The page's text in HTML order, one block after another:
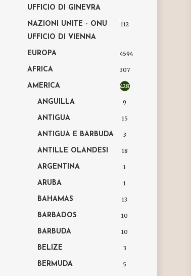
UFFICIO DI GINEVRA
NAZIONI UNITE - ONU
UFFICIO DI VIENNA
112
EUROPA 4594
AFRICA 307
AMERICA 428
ANGUILLA 9
ANTIGUA 15
ANTIGUA E BARBUDA 3
ANTILLE OLANDESI 18
ARGENTINA 1
ARUBA 1
BAHAMAS 13
BARBADOS 10
BARBUDA 10
BELIZE 3
BERMUDA 5